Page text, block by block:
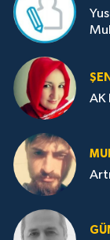
AK